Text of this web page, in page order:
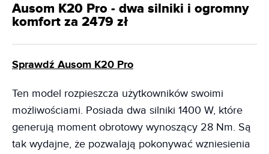
Ausom K20 Pro - dwa silniki i ogromny
komfort za 2479 zł
Sprawdź Ausom K20 Pro
Ten model rozpieszcza użytkowników swoimi
możliwościami. Posiada dwa silniki 1400 W, które
generują moment obrotowy wynoszący 28 Nm. Są
tak wydajne, że pozwalają pokonywać wzniesienia